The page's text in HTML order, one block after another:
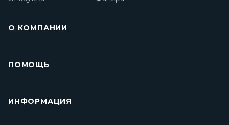
О КОМПАНИИ
ПОМОЩЬ
ИНФОРМАЦИЯ